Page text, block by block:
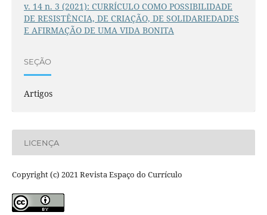
v. 14 n. 3 (2021): CURRÍCULO COMO POSSIBILIDADE
DE RESISTÊNCIA, DE CRIAÇÃO, DE SOLIDARIEDADES
E AFIRMAÇÃO DE UMA VIDA BONITA
SEÇÃO
Artigos
LICENÇA
Copyright (c) 2021 Revista Espaço do Currículo